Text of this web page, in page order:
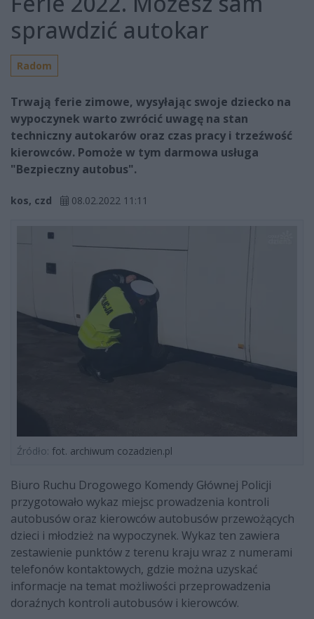
sprawdzić autokar
Radom
Trwają ferie zimowe, wysyłając swoje dziecko na
wypoczynek warto zwrócić uwagę na stan
techniczny autokarów oraz czas pracy i trzeźwość
kierowców. Pomoże w tym darmowa usługa
"Bezpieczny autobus".
kos, czd 08.02.2022 11:11
Źródło: fot. archiwum cozadzien.pl
Biuro Ruchu Drogowego Komendy Głównej Policji
przygotowało wykaz miejsc prowadzenia kontroli
autobusów oraz kierowców autobusów przewożących
dzieci i młodzież na wypoczynek. Wykaz ten zawiera
zestawienie punktów z terenu kraju wraz z numerami
telefonów kontaktowych, gdzie można uzyskać
informacje na temat możliwości przeprowadzenia
doraźnych kontroli autobusów i kierowców.